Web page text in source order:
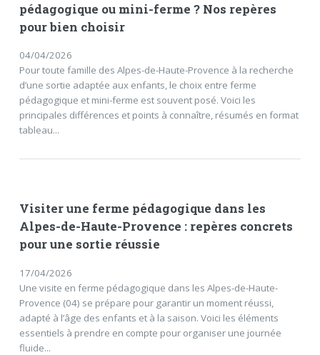
pédagogique ou mini-ferme ? Nos repères
pour bien choisir
04/04/2026
Pour toute famille des Alpes-de-Haute-Provence à la recherche
d’une sortie adaptée aux enfants, le choix entre ferme
pédagogique et mini-ferme est souvent posé. Voici les
principales différences et points à connaître, résumés en format
tableau...
Visiter une ferme pédagogique dans les
Alpes-de-Haute-Provence : repères concrets
pour une sortie réussie
17/04/2026
Une visite en ferme pédagogique dans les Alpes-de-Haute-
Provence (04) se prépare pour garantir un moment réussi,
adapté à l’âge des enfants et à la saison. Voici les éléments
essentiels à prendre en compte pour organiser une journée
fluide...